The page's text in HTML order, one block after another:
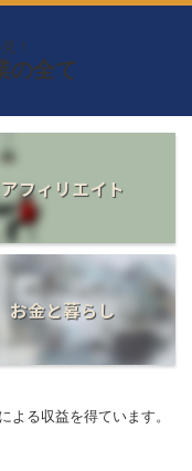
！
の全て
アフィリエイト
お金と暮らし
よる収益を得ています。